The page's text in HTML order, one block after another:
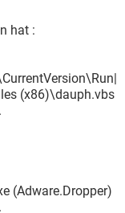
hat :
(x86)\dauph.vbs
(Adware.Dropper)